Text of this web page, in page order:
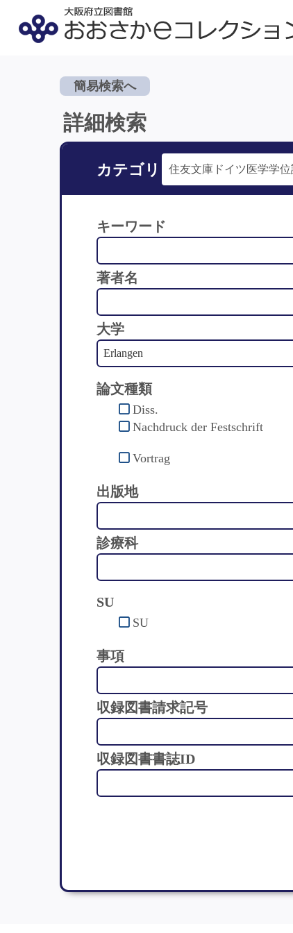
簡易検索へ
詳細検索
カテゴリ
キーワード
著者名
大学
論文種類
Diss.
Nachdruck der Festschrift
Vortrag
出版地
診療科
SU
SU
事項
収録図書請求記号
収録図書書誌ID